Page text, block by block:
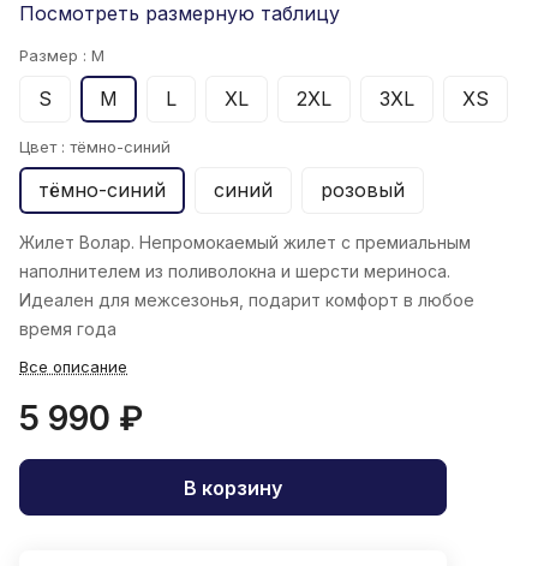
Посмотреть размерную таблицу
Размер : M
S M L XL 2XL 3XL XS
Цвет : тёмно-синий
тёмно-синий синий розовый
Жилет Волар. Непромокаемый жилет с премиальным
наполнителем из поливолокна и шерсти мериноса.
Идеален для межсезонья, подарит комфорт в любое
время года
Все описание
5 990 ₽
В корзину